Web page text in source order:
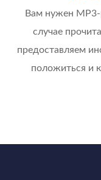
Вам нужен MP3-
случае
предоставляем
положиться и